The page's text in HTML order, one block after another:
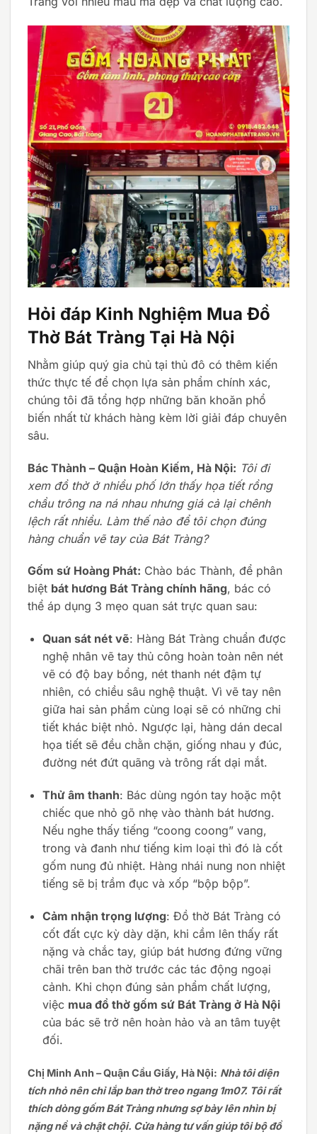
Hỏi đáp Kinh Nghiệm Mua Đồ
Thờ Bát Tràng Tại Hà Nội
Nhằm giúp quý gia chủ tại thủ đô có thêm kiến
thức thực tế để chọn lựa sản phẩm chính xác,
chúng tôi đã tổng hợp những băn khoăn phổ
biến nhất từ khách hàng kèm lời giải đáp chuyên
sâu.
Bác Thành – Quận Hoàn Kiếm, Hà Nội: Tôi đi
xem đồ thờ ở nhiều phố lớn thấy họa tiết rồng
chầu trông na ná nhau nhưng giá cả lại chênh
lệch rất nhiều. Làm thế nào để tôi chọn đúng
hàng chuẩn vẽ tay của Bát Tràng?
Gốm sứ Hoàng Phát: Chào bác Thành, để phân
biệt bát hương Bát Tràng chính hãng, bác có
thể áp dụng 3 mẹo quan sát trực quan sau:
Quan sát nét vẽ: Hàng Bát Tràng chuẩn được
nghệ nhân vẽ tay thủ công hoàn toàn nên nét
vẽ có độ bay bổng, nét thanh nét đậm tự
nhiên, có chiều sâu nghệ thuật. Vì vẽ tay nên
giữa hai sản phẩm cùng loại sẽ có những chi
tiết khác biệt nhỏ. Ngược lại, hàng dán decal
họa tiết sẽ đều chằn chặn, giống nhau y đúc,
đường nét đứt quãng và trông rất dại mắt.
Thử âm thanh: Bác dùng ngón tay hoặc một
chiếc que nhỏ gõ nhẹ vào thành bát hương.
Nếu nghe thấy tiếng “coong coong” vang,
trong và đanh như tiếng kim loại thì đó là cốt
gốm nung đủ nhiệt. Hàng nhái nung non nhiệt
tiếng sẽ bị trầm đục và xốp “bộp bộp”.
Cảm nhận trọng lượng: Đồ thờ Bát Tràng có
cốt đất cực kỳ dày dặn, khi cầm lên thấy rất
nặng và chắc tay, giúp bát hương đứng vững
chãi trên ban thờ trước các tác động ngoại
cảnh. Khi chọn đúng sản phẩm chất lượng,
việc mua đồ thờ gốm sứ Bát Tràng ở Hà Nội
của bác sẽ trở nên hoàn hảo và an tâm tuyệt
đối.
Chị Minh Anh – Quận Cầu Giấy, Hà Nội: Nhà tôi diện
tích nhỏ nên chỉ lắp ban thờ treo ngang 1m07. Tôi rất
thích dòng gốm Bát Tràng nhưng sợ bày lên nhìn bị
nặng nề và chật chội. Cửa hàng tư vấn giúp tôi bộ đồ